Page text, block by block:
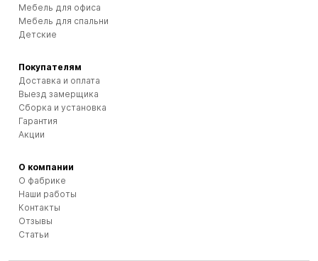
Мебель для офиса
Мебель для спальни
Детские
Покупателям
Доставка и оплата
Выезд замерщика
Сборка и установка
Гарантия
Акции
О компании
О фабрике
Наши работы
Контакты
Отзывы
Статьи